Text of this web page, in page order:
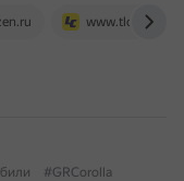
www.tlcc.ru
#GRCorolla